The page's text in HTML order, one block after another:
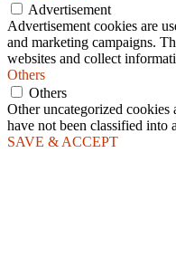
Advertisement
Advertisement cookies are
and marketing campaigns.
websites and collect
Others
Others
Other uncategorized cookies
have not been classified into
SAVE & ACCEPT